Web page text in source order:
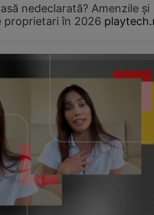
nedeclarată? Amenzile și
proprietari în 2026